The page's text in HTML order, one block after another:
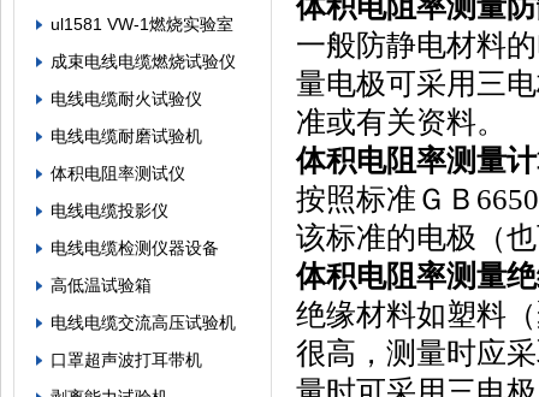
ul1581 VW-1燃烧实验室
成束电线电缆燃烧试验仪
电线电缆耐火试验仪
电线电缆耐磨试验机
体积电阻率测试仪
电线电缆投影仪
电线电缆检测仪器设备
高低温试验箱
电线电缆交流高压试验机
口罩超声波打耳带机
一般防静电材料
量电极可采用三
准或有关资料。
体积电阻率测量
按照标准ＧＢ
该标准的电极（
体积电阻率测量
绝缘材料如塑料
很高，测量时应